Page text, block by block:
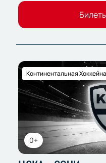
0+
Континентальная